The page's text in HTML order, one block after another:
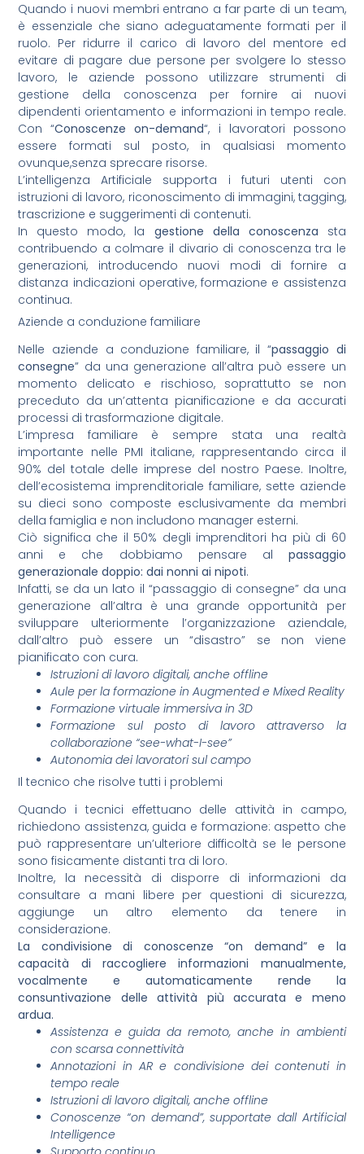
Quando i nuovi membri entrano a far parte di un team,
è essenziale che siano adeguatamente formati per il
ruolo. Per ridurre il carico di lavoro del mentore ed
evitare di pagare due persone per svolgere lo stesso
lavoro, le aziende possono utilizzare strumenti di
gestione della conoscenza per fornire ai nuovi
dipendenti orientamento e informazioni in tempo reale.
Con “Conoscenze on-demand“, i lavoratori possono
essere formati sul posto, in qualsiasi momento
ovunque,senza sprecare risorse.
L’intelligenza Artificiale supporta i futuri utenti con
istruzioni di lavoro, riconoscimento di immagini, tagging,
trascrizione e suggerimenti di contenuti.
In questo modo, la gestione della conoscenza sta
contribuendo a colmare il divario di conoscenza tra le
generazioni, introducendo nuovi modi di fornire a
distanza indicazioni operative, formazione e assistenza
continua.
Aziende a conduzione familiare
Nelle aziende a conduzione familiare, il “passaggio di
consegne” da una generazione all’altra può essere un
momento delicato e rischioso, soprattutto se non
preceduto da un’attenta pianificazione e da accurati
processi di trasformazione digitale.
L’impresa familiare è sempre stata una realtà
importante nelle PMI italiane, rappresentando circa il
90% del totale delle imprese del nostro Paese. Inoltre,
dell’ecosistema imprenditoriale familiare, sette aziende
su dieci sono composte esclusivamente da membri
della famiglia e non includono manager esterni.
Ciò significa che il 50% degli imprenditori ha più di 60
anni e che dobbiamo pensare al passaggio
generazionale doppio: dai nonni ai nipoti.
Infatti, se da un lato il “passaggio di consegne” da una
generazione all’altra è una grande opportunità per
sviluppare ulteriormente l’organizzazione aziendale,
dall’altro può essere un “disastro” se non viene
pianificato con cura.
Istruzioni di lavoro digitali, anche offline
Aule per la formazione in Augmented e Mixed Reality
Formazione virtuale immersiva in 3D
Formazione sul posto di lavoro attraverso la
collaborazione “see-what-I-see”
Autonomia dei lavoratori sul campo
Il tecnico che risolve tutti i problemi
Quando i tecnici effettuano delle attività in campo,
richiedono assistenza, guida e formazione: aspetto che
può rappresentare un’ulteriore difficoltà se le persone
sono fisicamente distanti tra di loro.
Inoltre, la necessità di disporre di informazioni da
consultare a mani libere per questioni di sicurezza,
aggiunge un altro elemento da tenere in
considerazione.
La condivisione di conoscenze “on demand” e la
capacità di raccogliere informazioni manualmente,
vocalmente e automaticamente rende la
consuntivazione delle attività più accurata e meno
ardua.
Assistenza e guida da remoto, anche in ambienti
con scarsa connettività
Annotazioni in AR e condivisione dei contenuti in
tempo reale
Istruzioni di lavoro digitali, anche offline
Conoscenze “on demand”, supportate dall Artificial
Intelligence